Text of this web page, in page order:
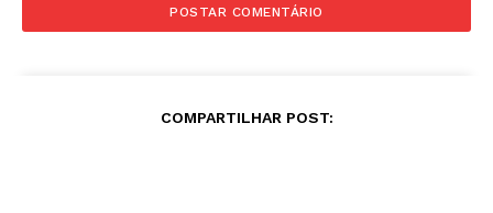
COMPARTILHAR POST: